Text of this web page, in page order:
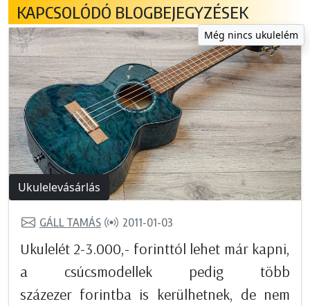
KAPCSOLÓDÓ BLOGBEJEGYZÉSEK
Még nincs ukulelém
Ukulelevásárlás
GÁLL TAMÁS 2011-01-03
Ukulelét 2-3.000,- forinttól lehet már kapni,
a csúcsmodellek pedig több
százezer forintba is kerülhetnek, de nem